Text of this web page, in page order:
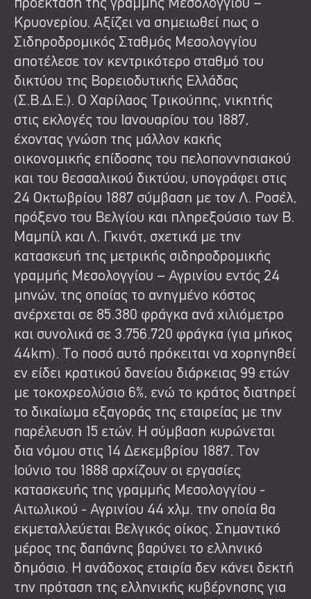
προέκταση της γραμμής Μεσολογγίου –
Κρυονερίου. Αξίζει να σημειωθεί πως ο
Σιδηροδρομικός Σταθμός Μεσολογγίου
αποτέλεσε τον κεντρικότερο σταθμό του
δικτύου της Βορειοδυτικής Ελλάδας
(Σ.Β.Δ.Ε.). Ο Χαρίλαος Τρικούπης, νικητής
στις εκλογές του Ιανουαρίου του 1887,
έχοντας γνώση της μάλλον κακής
οικονομικής επίδοσης του πελοποννησιακού
και του θεσσαλικού δικτύου, υπογράφει στις
24 Οκτωβρίου 1887 σύμβαση με τον Λ. Ροσέλ,
πρόξενο του Βελγίου και πληρεξούσιο των Β.
Μαμπίλ και Λ. Γκινότ, σχετικά με την
κατασκευή της μετρικής σιδηροδρομικής
γραμμής Μεσολογγίου – Αγρινίου εντός 24
μηνών, της οποίας το ανηγμένο κόστος
ανέρχεται σε 85.380 φράγκα ανά χιλιόμετρο
και συνολικά σε 3.756.720 φράγκα (για μήκος
44km). Το ποσό αυτό πρόκειται να χορηγηθεί
εν είδει κρατικού δανείου διάρκειας 99 ετών
με τοκοχρεολύσιο 6%, ενώ το κράτος διατηρεί
το δικαίωμα εξαγοράς της εταιρείας με την
παρέλευση 15 ετών. Η σύμβαση κυρώνεται
δια νόμου στις 14 Δεκεμβρίου 1887. Τον
Ιούνιο του 1888 αρχίζουν οι εργασίες
κατασκευής της γραμμής Μεσολογγίου -
Αιτωλικού - Αγρινίου 44 χλμ. την οποία θα
εκμεταλλεύεται Βελγικός οίκος. Σημαντικό
μέρος της δαπάνης βαρύνει το ελληνικό
δημόσιο. Η ανάδοχος εταιρία δεν κάνει δεκτή
την πρόταση της ελληνικής κυβέρνησης για